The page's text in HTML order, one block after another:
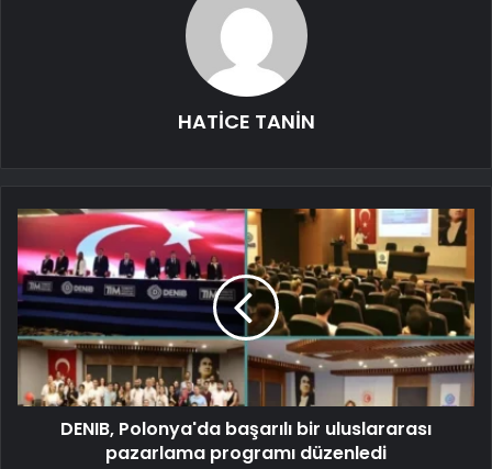
HATİCE TANİN
DENIB, Polonya'da başarılı bir uluslararası
pazarlama programı düzenledi